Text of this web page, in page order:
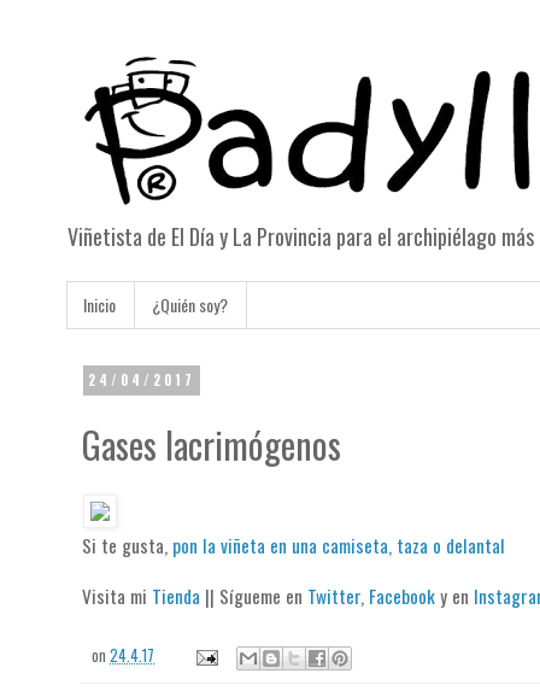
Viñetista de El Día y La Provincia para el archipiélago
Inicio ¿Quién soy?
24/04/2017
Gases lacrimógenos
Si te gusta, pon la viñeta en una camiseta, taza o delantal
Visita mi Tienda || Sígueme en Twitter, Facebooky en
on24.4.17